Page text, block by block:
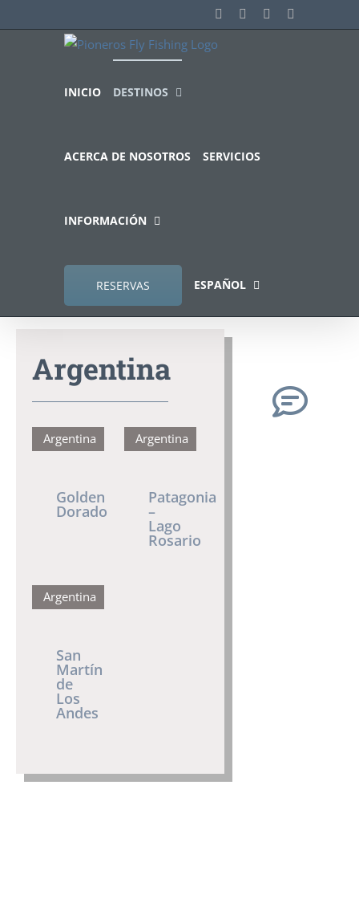
al
FacebookInstagramYouTube
electrónico
INICIO DESTINOS
ACERCA DE NOSOTROS SERVICIOS
INFORMACIÓN
RESERVAS ESPAÑOL
Argentina
Argentina
Golden
Dorado
Argentina
Patagonia
–
Lago
Rosario
Argentina
San
Martín
de
Los
Andes